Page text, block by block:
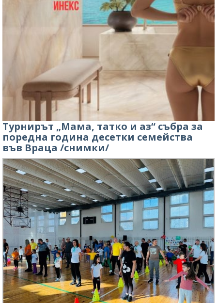
Турнирът „Мама, татко и аз“ събра за
поредна година десетки семейства
във Враца /снимки/